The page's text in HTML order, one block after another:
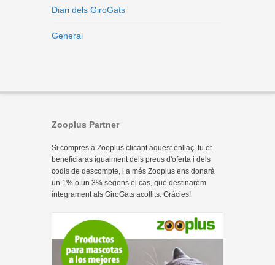
Diari dels GiroGats
General
Zooplus Partner
Si compres a Zooplus clicant aquest enllaç, tu et
beneficiaras igualment dels preus d'oferta i dels
codis de descompte, i a més Zooplus ens donarà
un 1% o un 3% segons el cas, que destinarem
íntegrament als GiroGats acollits. Gràcies!